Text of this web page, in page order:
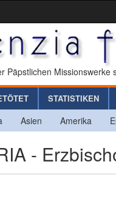
Päpstlichen Missionswerke
STATISTIKEN
Asien Amerika
-